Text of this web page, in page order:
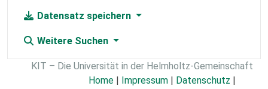
Datensatz speichern
Weitere Suchen
KIT – Die Universität in der Helmholtz-Gemeinschaft
Home | Impressum | Datenschutz |